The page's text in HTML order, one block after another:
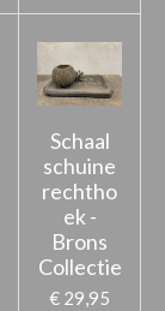
Schaal
schuine
rechtho
ek -
Brons
Collectie
€ 29,95